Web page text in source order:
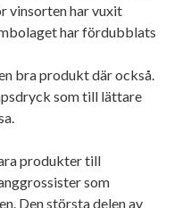
vinsorten har vuxit
har fördubblats
bra produkt där också.
som till lättare
produkter till
som
Den största delen av